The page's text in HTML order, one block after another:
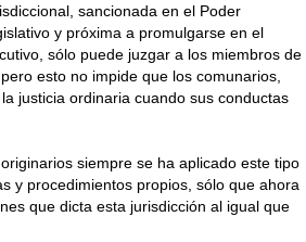
sancionada en el Poder
y próxima a promulgarse en el
sólo puede juzgar a los miembros de
esto no impide que los comunarios,
justicia ordinaria cuando sus conductas
siempre se ha aplicado este tipo
y procedimientos propios, sólo que ahora
que dicta esta jurisdicción al igual que